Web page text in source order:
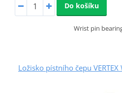
Do košíku
Wrist pin
Ložisko pístního čepu